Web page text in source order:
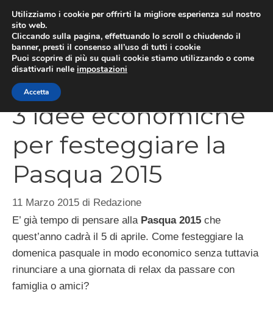
contenuto
3 idee economiche
per festeggiare la
Pasqua 2015
11 Marzo 2015 di Redazione
E’ già tempo di pensare allaPasqua 2015 che
quest’anno cadrà il 5 di aprile. Come festeggiare la
domenica pasquale in modo economico senza tuttavia
rinunciare a una giornata di relax da passare con
famiglia o amici?
Utilizziamo i cookie per offrirti la migliore esperienza sul nostro
sito web.
Cliccando sulla pagina, effettuando lo scroll o chiudendo il
banner, presti il consenso all’uso di tutti i cookie
Puoi scoprire di più su quali cookie stiamo utilizzando o come
disattivarli nelle impostazioni
Accetta